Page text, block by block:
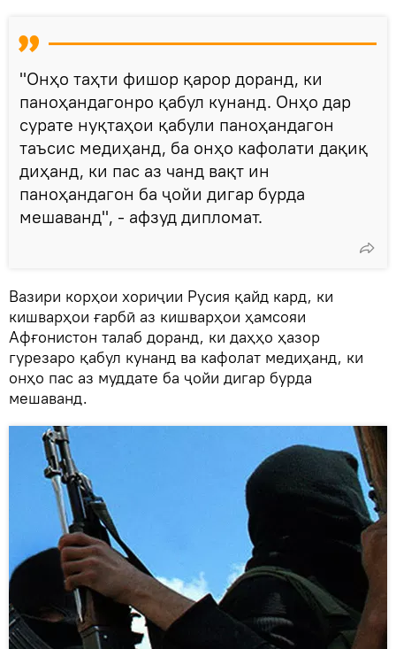
"Онҳо таҳти фишор қарор доранд, ки
паноҳандагонро қабул кунанд. Онҳо дар
сурате нуқтаҳои қабули паноҳандагон
таъсис медиҳанд, ба онҳо кафолати дақиқ
диҳанд, ки пас аз чанд вақт ин
паноҳандагон ба ҷойи дигар бурда
мешаванд", - афзуд дипломат.
Вазири корҳои хориҷии Русия қайд кард, ки
кишварҳои ғарбӣ аз кишварҳои ҳамсояи
Афғонистон талаб доранд, ки даҳҳо ҳазор
гурезаро қабул кунанд ва кафолат медиҳанд, ки
онҳо пас аз муддате ба ҷойи дигар бурда
мешаванд.